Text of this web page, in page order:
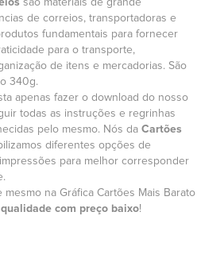
são materiais de grande
de correios, transportadoras e
fundamentais para fornecer
para o transporte,
de itens e mercadorias. São
340g.
apenas fazer o download do nosso
todas as instruções e regrinhas
pelo mesmo. Nós da Cartões
diferentes opções de
para melhor corresponder
mesmo na Gráfica Cartões Mais Barato
com preço baixo!